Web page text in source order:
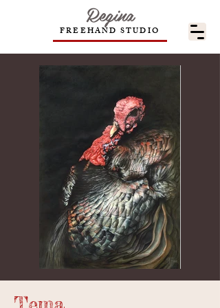
FREEHAND STUDIO
Regina